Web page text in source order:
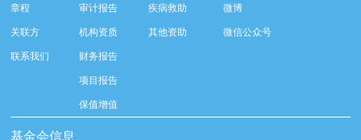
公益项目优势，把帮扶资源更精准地向
索适配新时代公益环境的创新路径，联
动更多社会爱心力量，搭建更透明、更
阔的角落，用实际行动践行"取之于社
会、用之于社会"的公益承诺。未来，
余彭年慈善基金会将在新一届理事会的
带领下，以更饱满的热忱投身公益慈善
暗，行动受限再加上双目近乎失明，老
人常常对往后的生活满心忧虑。得益于
去年项目开展的右眼手术，如今他的右
眼重获视力，平日里能够看清手机屏
幕，简单的日常起居也可以自己打理不
少。聊天的时候季爷爷语气满是庆
幸：“本来走路就不利索，要是双眼都
看不见，真的不敢设想往后的日子。现
流程就诊环节。 探访结束后，我们一行
开始对参与项目的患者进行了随机的回
项目的患者进行了随机的回访。居住在
松山区三道井子村的王奶奶左眼一直视
检查治疗。村里的赵书记在走访过程中
见，另一只眼睛的视力也越来越差。以
前，他看不清鱼塘的水位，也分不清菜
术后，眼睛亮堂多了！”老人笑着说。
现在，他能清楚地看到鱼塘里鱼儿游动
杂草。尽管手部有残疾，但他在田埂上
章程
关联方
联系我们
审计报告
机构资质
财务报告
项目报告
保值增值
疾病救助
其他资助
微博
微信公众号
基金会信息